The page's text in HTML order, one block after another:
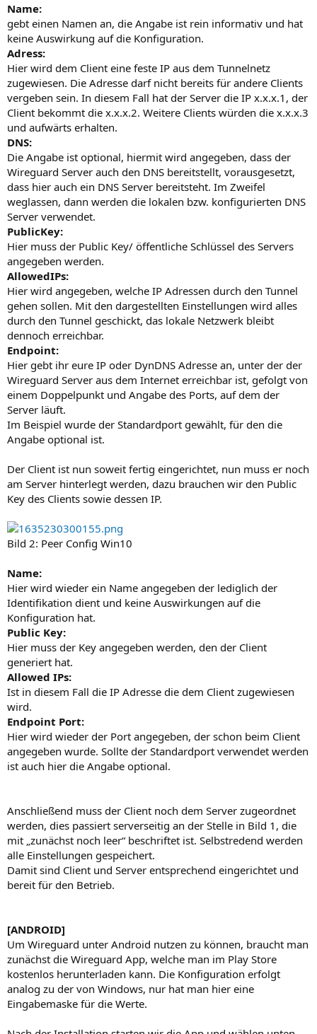
Name:
gebt einen Namen an, die Angabe ist rein informativ und hat
keine Auswirkung auf die Konfiguration.
Adress:
Hier wird dem Client eine feste IP aus dem Tunnelnetz
zugewiesen. Die Adresse darf nicht bereits für andere Clients
vergeben sein. In diesem Fall hat der Server die IP x.x.x.1, der
Client bekommt die x.x.x.2. Weitere Clients würden die x.x.x.3
und aufwärts erhalten.
DNS:
Die Angabe ist optional, hiermit wird angegeben, dass der
Wireguard Server auch den DNS bereitstellt, vorausgesetzt,
dass hier auch ein DNS Server bereitsteht. Im Zweifel
weglassen, dann werden die lokalen bzw. konfigurierten DNS
Server verwendet.
PublicKey:
Hier muss der Public Key/ öffentliche Schlüssel des Servers
angegeben werden.
AllowedIPs:
Hier wird angegeben, welche IP Adressen durch den Tunnel
gehen sollen. Mit den dargestellten Einstellungen wird alles
durch den Tunnel geschickt, das lokale Netzwerk bleibt
dennoch erreichbar.
Endpoint:
Hier gebt ihr eure IP oder DynDNS Adresse an, unter der der
Wireguard Server aus dem Internet erreichbar ist, gefolgt von
einem Doppelpunkt und Angabe des Ports, auf dem der
Server läuft.
Im Beispiel wurde der Standardport gewählt, für den die
Angabe optional ist.
Der Client ist nun soweit fertig eingerichtet, nun muss er noch
am Server hinterlegt werden, dazu brauchen wir den Public
Key des Clients sowie dessen IP.
Bild 2: Peer Config Win10
Name:
Hier wird wieder ein Name angegeben der lediglich der
Identifikation dient und keine Auswirkungen auf die
Konfiguration hat.
Public Key:
Hier muss der Key angegeben werden, den der Client
generiert hat.
Allowed IPs:
Ist in diesem Fall die IP Adresse die dem Client zugewiesen
wird.
Endpoint Port:
Hier wird wieder der Port angegeben, der schon beim Client
angegeben wurde. Sollte der Standardport verwendet werden
ist auch hier die Angabe optional.
Anschließend muss der Client noch dem Server zugeordnet
werden, dies passiert serverseitig an der Stelle in Bild 1, die
mit „zunächst noch leer“ beschriftet ist. Selbstredend werden
alle Einstellungen gespeichert.
Damit sind Client und Server entsprechend eingerichtet und
bereit für den Betrieb.
[ANDROID]
Um Wireguard unter Android nutzen zu können, braucht man
zunächst die Wireguard App, welche man im Play Store
kostenlos herunterladen kann. Die Konfiguration erfolgt
analog zu der von Windows, nur hat man hier eine
Eingabemaske für die Werte.